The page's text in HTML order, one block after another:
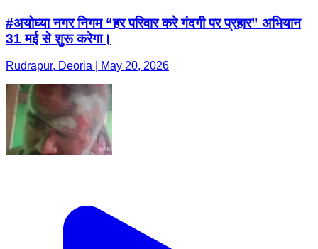
#अयोध्या नगर निगम “हर परिवार करे गंदगी पर प्रहार” अभियान
31 मई से शुरू करेगा।
Rudrapur, Deoria | May 20, 2026